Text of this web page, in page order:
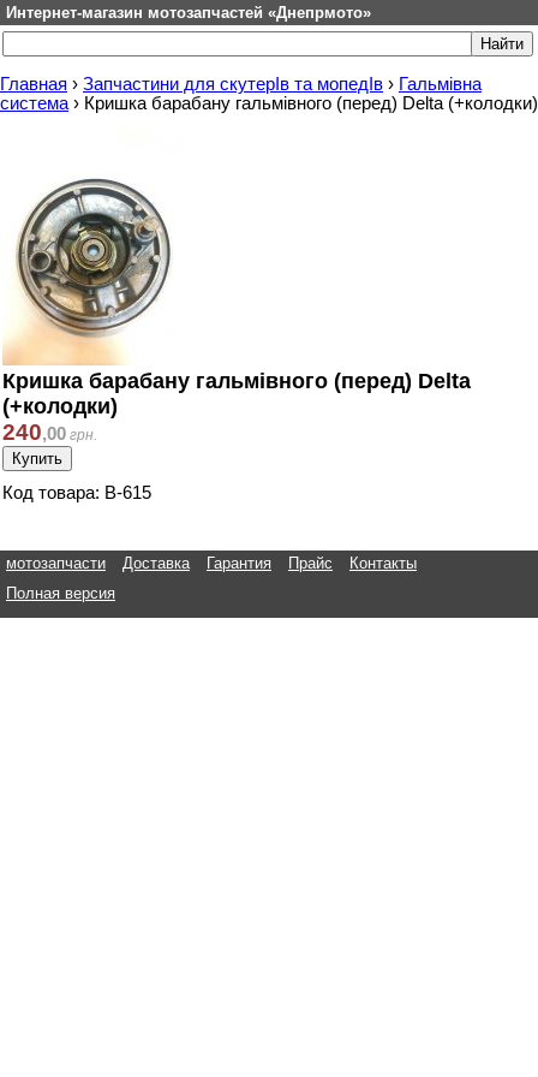
Интернет-магазин мотозапчастей «Днепрмото»
Главная › Запчастини для скутерІв та мопедІв › Гальмівна
система › Кришка барабану гальмівного (перед) Delta (+колодки)
Кришка барабану гальмівного (перед) Delta
(+колодки)
240,00 грн.
Код товара: B-615
мотозапчасти Доставка Гарантия Прайс
Контакты
Полная версия